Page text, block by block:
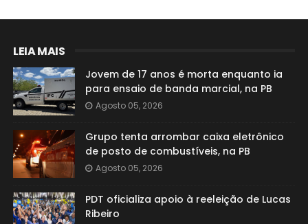
LEIA MAIS
Jovem de 17 anos é morta enquanto ia
para ensaio de banda marcial, na PB
Agosto 05, 2026
Grupo tenta arrombar caixa eletrônico
de posto de combustíveis, na PB
Agosto 05, 2026
PDT oficializa apoio à reeleição de Lucas
Ribeiro